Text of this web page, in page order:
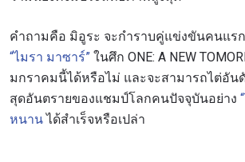
คำถามคือ มิอูระ จะกำราบคู่แข่งขันคนแร
“ไมรา มาซาร์” ในศึก ONE: A NEW
มกราคมนี้ได้หรือไม่ และจะสามารถไต่อัน
สุดอันตรายของแชมป์โลกคนปัจจุบันอย่าง
หนานได้สำเร็จหรือเปล่า